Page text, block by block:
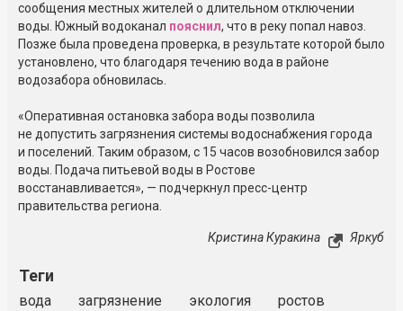
сообщения местных жителей о длительном отключении
воды. Южный водоканал пояснил, что в реку попал навоз.
Позже была проведена проверка, в результате которой было
установлено, что благодаря течению вода в районе
водозабора обновилась.
«Оперативная остановка забора воды позволила
не допустить загрязнения системы водоснабжения города
и поселений. Таким образом, с 15 часов возобновился забор
воды. Подача питьевой воды в Ростове
восстанавливается», — подчеркнул пресс-центр
правительства региона.
Кристина Куракина Яркуб
Теги
вода загрязнение экология ростов